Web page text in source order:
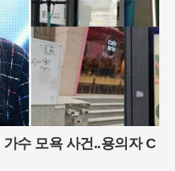
수 모욕 사건..용의자 C